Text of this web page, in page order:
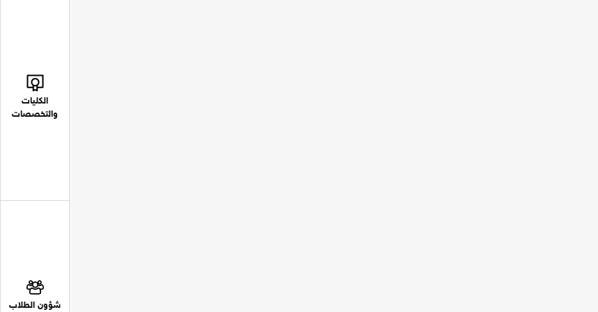
الكليات
والتخصصات
شؤون الطلاب